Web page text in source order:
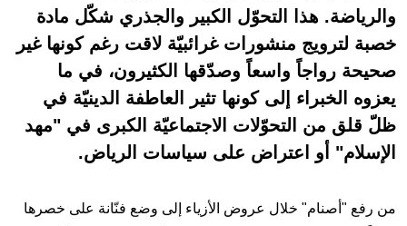
والرياضة. هذا التحوّل الكبير والجذري شكّل مادة
خصبة لترويج منشورات غرائبيّة لاقت رغم كونها غير
صحيحة رواجاً واسعاً وصدّقها الكثيرون، في ما
يعزوه الخبراء إلى كونها تثير العاطفة الدينيّة في
ظلّ قلق من التحوّلات الاجتماعيّة الكبرى في "مهد
الإسلام" أو اعتراض على سياسات الرياض.
من رفع "أصنام" خلال عروض الأزياء إلى وضع فنّانة على خصرها